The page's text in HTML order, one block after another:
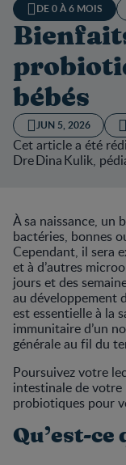
DE 0 À 6 MOIS
bébés
JUN 5, 2026
Cet article a été
Dre Dina Kulik,
À sa naissance, un
bactéries, bonnes
Cependant, il sera
et à d’autres
jours et des
au développement
est essentielle à la
immunitaire d’un
générale au fil du
Poursuivez votre
intestinale de votre
probiotiques pour
Qu’est-